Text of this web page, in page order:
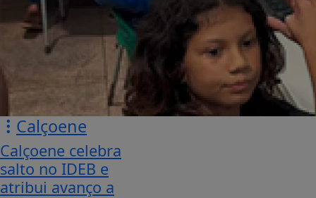
Calçoene
Calçoene celebra
salto no IDEB e
atribui avanço a